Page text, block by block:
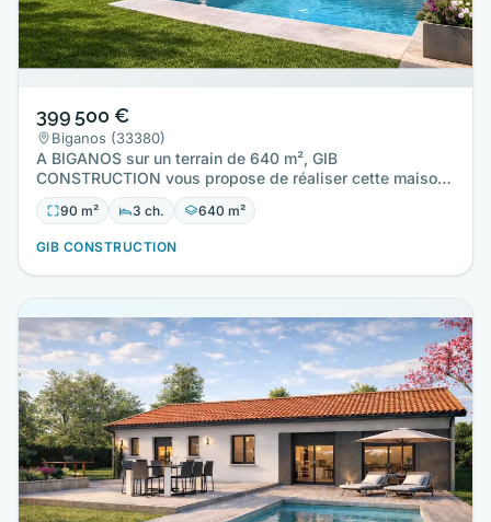
399 500 €
Biganos (33380)
A BIGANOS sur un terrain de 640 m², GIB
CONSTRUCTION vous propose de réaliser cette maison
neuve d'une surface de 90 m²…
90 m² 3 ch. 640 m²
GIB CONSTRUCTION